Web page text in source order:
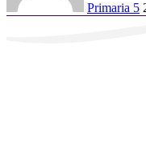
Primaria 5